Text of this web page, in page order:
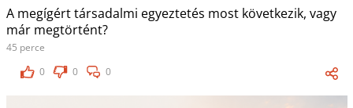
A megígért társadalmi egyeztetés most következik, vagy
már megtörtént?
45 perce
0
0 0